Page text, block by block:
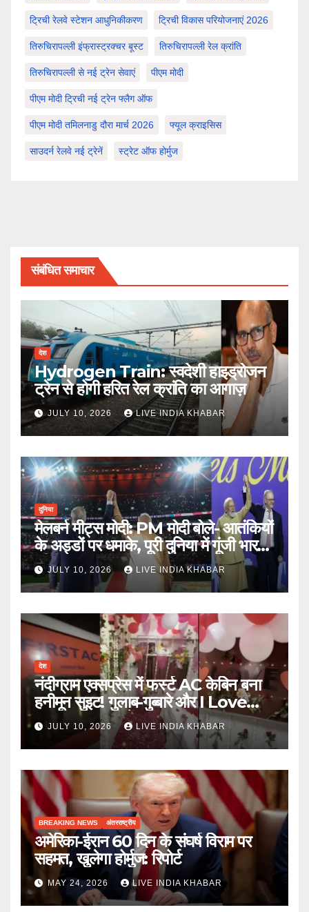
ट्रिची रेलवे स्टेशन आधुनिकीकरण ट्रिची विकास परियोजनाएं 2026
तिरुचिरापल्ली इंफ्रास्ट्रक्चर बूस्ट तिरुचिरापल्ली रेल क्रांति
तिरुचिरापल्ली से नई ट्रेन सेवाएं पीएम मोदी
पीएम मोदी ट्रिची नई ट्रेन फ्लैग ऑफ
पीएम मोदी तमिलनाडु दौरा मार्च 2026 फ्यूल क्राइसिस
साउदर्न रेलवे नई ट्रेनें स्ट्रेट ऑफ होर्मुज
संबंधित समाचार
देश
Hydrogen Train: स्वदेशी हाइड्रोजन
ट्रेन से होगी हरित रेल क्रांति का आगाज़
JULY 10, 2026 LIVE INDIA KHABAR
दुनिया
मेलबर्न मीट्स मोदी: PM मोदी बोले- आतंकियों
के अड्डों पर धमाके, पूरी दुनिया में गूंजी भारत
की ताकत
JULY 10, 2026 LIVE INDIA KHABAR
देश
नंदीग्राम एक्सप्रेस में फर्स्ट AC केबिन बना
हनीमून सुइट! गुलाब-गुब्बारे और I Love
You, TTE सस्पेंड
JULY 10, 2026 LIVE INDIA KHABAR
BREAKING NEWS अंतरराष्ट्रीय
अमेरिका-ईरान 60 दिन के संघर्ष विराम पर
सहमत, खुलेगा होर्मुज: रिपोर्ट
MAY 24, 2026 LIVE INDIA KHABAR